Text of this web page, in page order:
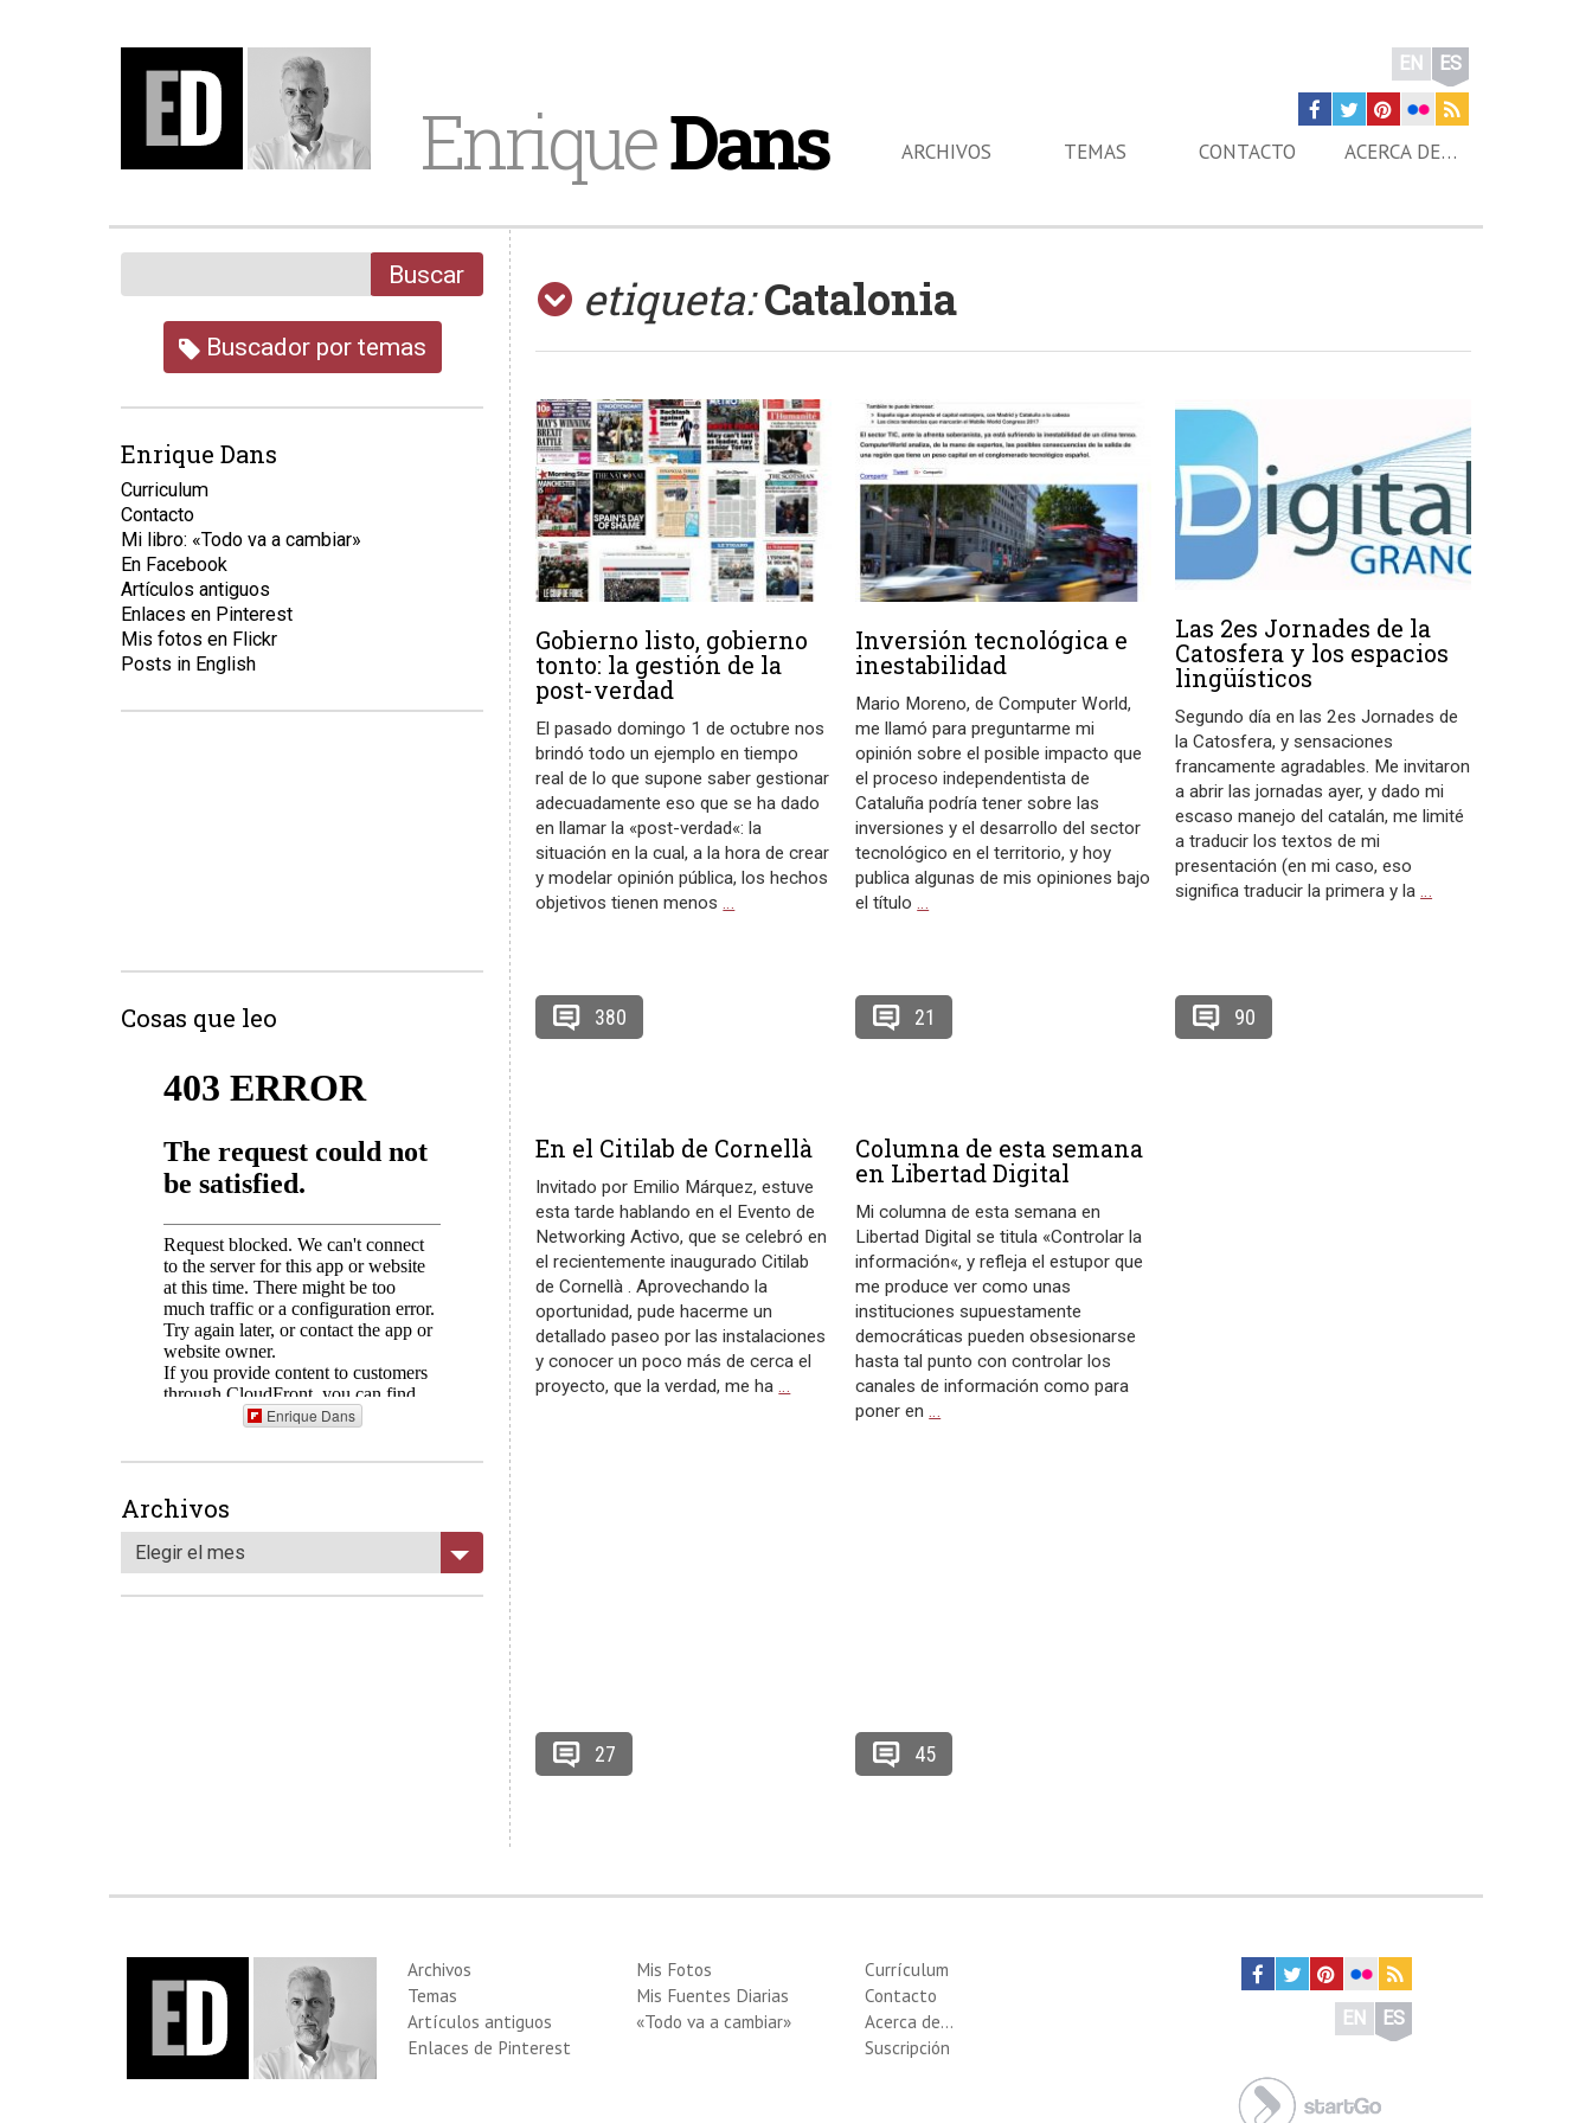
EnriqueDans
EN ES
ARCHIVOS TEMAS CONTACTO ACERCA DE…
etiqueta: Catalonia
Gobierno listo, gobierno
tonto: la gestión de la
post-verdad
El pasado domingo 1 de octubre nos
brindó todo un ejemplo en tiempo
real de lo que supone saber gestionar
adecuadamente eso que se ha dado
en llamar la «post-verdad«: la
situación en la cual, a la hora de crear
y modelar opinión pública, los hechos
objetivos tienen menos…
380
Inversión tecnológica e
inestabilidad
Mario Moreno, de Computer World,
me llamó para preguntarme mi
opinión sobre el posible impacto que
el proceso independentista de
Cataluña podría tener sobre las
inversiones y el desarrollo del sector
tecnológico en el territorio, y hoy
publica algunas de mis opiniones bajo
el título…
21
Las 2es Jornades de la
Catosfera y los espacios
lingüísticos
Segundo día en las 2es Jornades de
la Catosfera, y sensaciones
francamente agradables. Me invitaron
a abrir las jornadas ayer, y dado mi
escaso manejo del catalán, me limité
a traducir los textos de mi
presentación (en mi caso, eso
significa traducir la primera y la…
90
En el Citilab de Cornellà
Invitado por Emilio Márquez, estuve
esta tarde hablando en el Evento de
Networking Activo, que se celebró en
el recientemente inaugurado Citilab
de Cornellà . Aprovechando la
oportunidad, pude hacerme un
detallado paseo por las instalaciones
y conocer un poco más de cerca el
proyecto, que la verdad, me ha…
27
Columna de esta semana
en Libertad Digital
Mi columna de esta semana en
Libertad Digital se titula «Controlar la
información«, y refleja el estupor que
me produce ver como unas
instituciones supuestamente
democráticas pueden obsesionarse
hasta tal punto con controlar los
canales de información como para
poner en…
45
Buscar
Buscador por temas
Enrique Dans
Curriculum
Contacto
Mi libro: «Todo va a cambiar»
En Facebook
Artículos antiguos
Enlaces en Pinterest
Mis fotos en Flickr
Posts in English
Cosas que leo
Enrique Dans
Archivos
Elegir el mes
Archivos
Temas
Artículos antiguos
Enlaces de Pinterest
Mis Fotos
Mis Fuentes Diarias
«Todo va a cambiar»
Currículum
Contacto
Acerca de…
Suscripción
EN ES